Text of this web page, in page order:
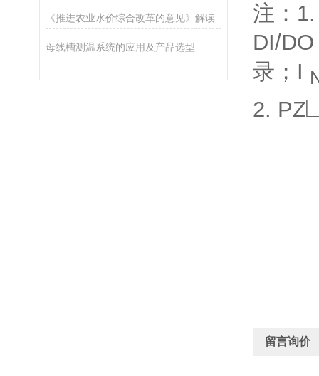
《推进农业水价综合改革的意见》解读
母线槽测温系统的应用及产品选型
注：
DI/
录；I
2. PZ
留言询价